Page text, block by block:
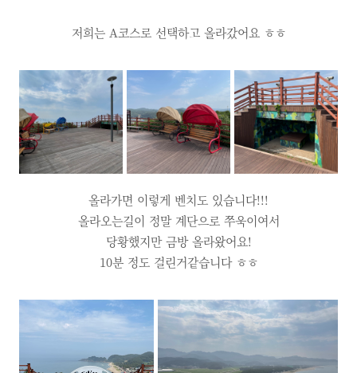
저희는 A코스로 선택하고 올라갔어요 ㅎㅎ
올라가면 이렇게 벤치도 있습니다!!!
올라오는길이 정말 계단으로 쭈욱이여서
당황했지만 금방 올라왔어요!
10분 정도 걸린거같습니다 ㅎㅎ